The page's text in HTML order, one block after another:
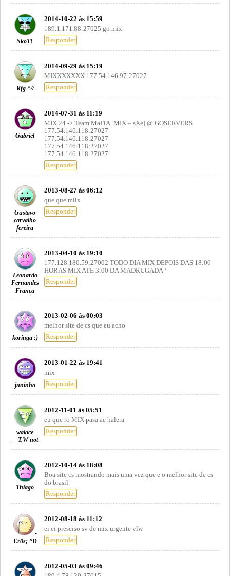
SkoT!
2014-10-22 às 15:59
189.1.171.88:27025 go mix
Responder
Rfg ^//
2014-09-29 às 15:19
MIXXXXXXX 177.54.146.97:27027
Responder
Gabriel
2014-07-31 às 11:19
MIX 24 -> Team MaFiA [MIX – sXe] @ GOSERVERS
177.54.146.118:27027
177.54.146.118:27027
177.54.146.118:27027
177.54.146.118:27027
Responder
Gustavo
carvalho
fereira
2013-08-27 às 06:12
que que miix
Responder
Leonardo
Fernandes
França
2013-04-10 às 19:10
177.128.180.59:27002 TODO DIA MIX DEPOIS DAS 18:00
HORAS MIX ATE 3:00 DA MADRUGADA ‘
Responder
koringa :)
2013-02-06 às 00:03
melhor site de cs que eu acho
Responder
juninho
2013-01-22 às 19:41
mix
Responder
walace
__T.W not
2012-11-01 às 05:51
eu que ro MIX pasa ae halera
Responder
Thiago
2012-10-14 às 18:08
Boa site cs mostrando mais uma vez que e o melhor site de cs
do brasil.
Responder
-
Er0s; *D
2012-08-18 às 11:12
ei ei presciso sv de mix urgente vlw
Responder
2012-05-03 às 09:46